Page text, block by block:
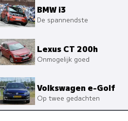
BMW i3
De spannendste
Lexus CT 200h
Onmogelijk goed
Volkswagen e-Golf
Op twee gedachten